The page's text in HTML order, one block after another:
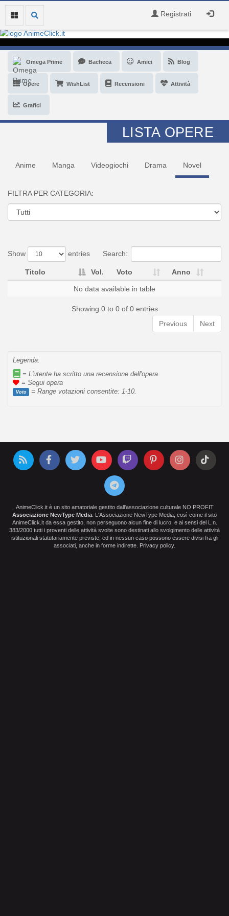
Registrati
Omega Prime Bacheca Amici Blog
Opere WishList Recensioni Attività
Grafici
LISTA OPERE
Anime Manga Videogiochi Drama Novel
FILTRA PER CATEGORIA:
Show entries Search:
Titolo Vol. Voto Anno
No data available in table
Showing 0 to 0 of 0 entries
Previous
Next
Legenda:
= L'utente ha scritto una recensione dell'opera
= Segui opera
Voto = Range votazioni consentite: 1-10.
AnimeClick.it è un sito amatoriale gestito dall'associazione culturale NO PROFIT
Associazione NewType Media . L'Associazione NewType Media, così come il sito
AnimeClick.it da essa gestito, non perseguono alcun fine di lucro, e ai sensi del L.n.
383/2000 tutti i proventi delle attività svolte sono destinati allo svolgimento delle attività
istituzionali statutariamente previste, ed in nessun caso possono essere divisi fra gli
associati, anche in forme indirette.
Privacy policy.